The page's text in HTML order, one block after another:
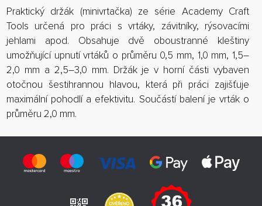
Praktický držák (minivrtačka) ze série Academy Craft
Tools určená pro práci s vrtáky, závitníky, rýsovacími
jehlami apod. Obsahuje dvě oboustranné kleštiny
umožňující upnutí vrtáků o průměru 0,5 mm, 1,0 mm, 1,5–
2,0 mm a 2,5–3,0 mm. Držák je v horní části vybaven
otočnou šestihrannou hlavou, která při práci zajišťuje
maximální pohodlí a efektivitu. Součástí balení je vrták o
průměru 2,0 mm.